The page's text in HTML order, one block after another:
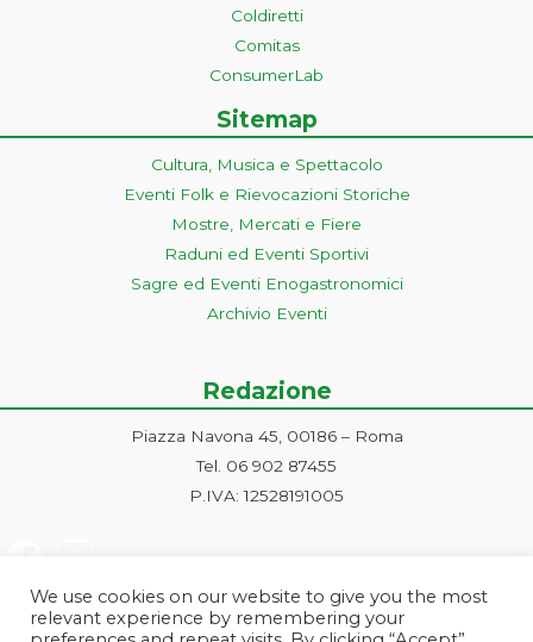
Coldiretti
Comitas
ConsumerLab
Sitemap
Cultura, Musica e Spettacolo
Eventi Folk e Rievocazioni Storiche
Mostre, Mercati e Fiere
Raduni ed Eventi Sportivi
Sagre ed Eventi Enogastronomici
Archivio Eventi
Redazione
Piazza Navona 45, 00186 – Roma
Tel. 06 902 87455
P.IVA: 12528191005
We use cookies on our website to give you the most
relevant experience by remembering your